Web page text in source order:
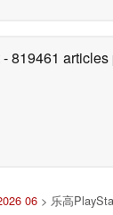
- 819461
06 > 乐高